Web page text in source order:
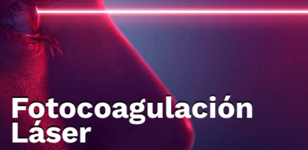
Fotocoagulación
Láser